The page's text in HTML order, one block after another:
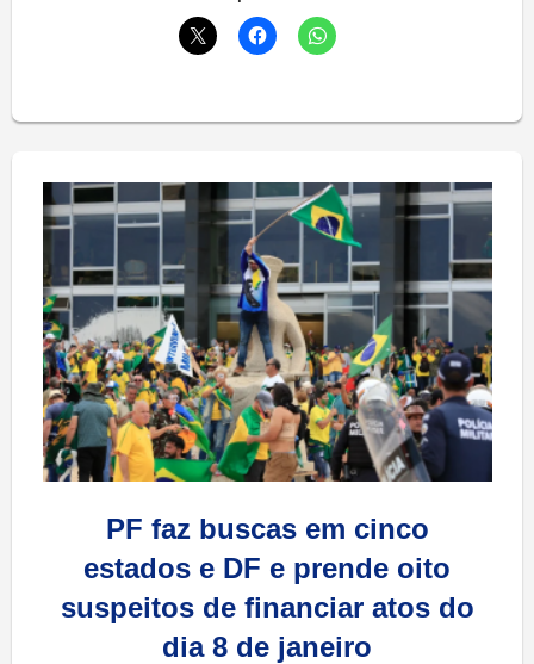
PF faz buscas em cinco
estados e DF e prende oito
suspeitos de financiar atos do
dia 8 de janeiro